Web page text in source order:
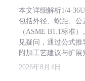
本文详细解析1/4-
包括外径、螺距、
（ASME B1.1标准
见疑问，通过公式
附加工艺建议与扩展
2026年8月4日